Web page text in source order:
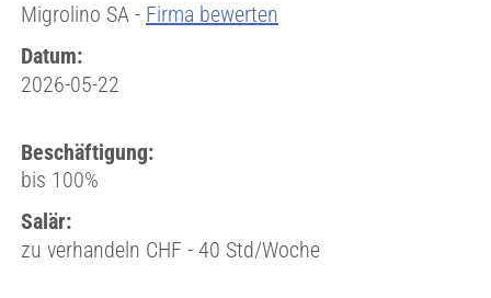
Migrolino SA - Firma bewerten
Datum:
2026-05-22
Beschäftigung:
bis 100%
Salär:
zu verhandeln CHF - 40 Std/Woche